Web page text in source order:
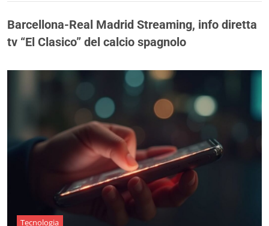
Barcellona-Real Madrid Streaming, info diretta
tv “El Clasico” del calcio spagnolo
Tecnologia